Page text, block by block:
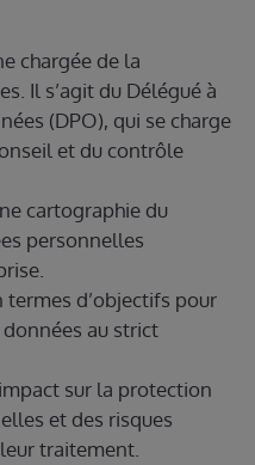
chargée de la
Il s’agit du Délégué à
(DPO), qui se charge
et du contrôle
cartographie du
personnelles
d’objectifs pour
au strict
sur la protection
et des risques
traitement.